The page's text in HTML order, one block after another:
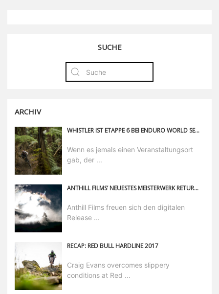
SUCHE
ARCHIV
WHISTLER IST ETAPPE 6 BEI ENDURO WORLD SERIES IN 2019
Wenn es jemals einen Veranstaltungsort
gab, der ...
ANTHILL FILMS’ NEUESTES MEISTERWERK RETURN TO EARTH AB SOFORT DIGITAL VERFÜGBAR
Anthill Films freuen sich den digitalen
Release ...
RECAP: RED BULL HARDLINE 2017
Craig Evans overcomes slippery
conditions at Red ...